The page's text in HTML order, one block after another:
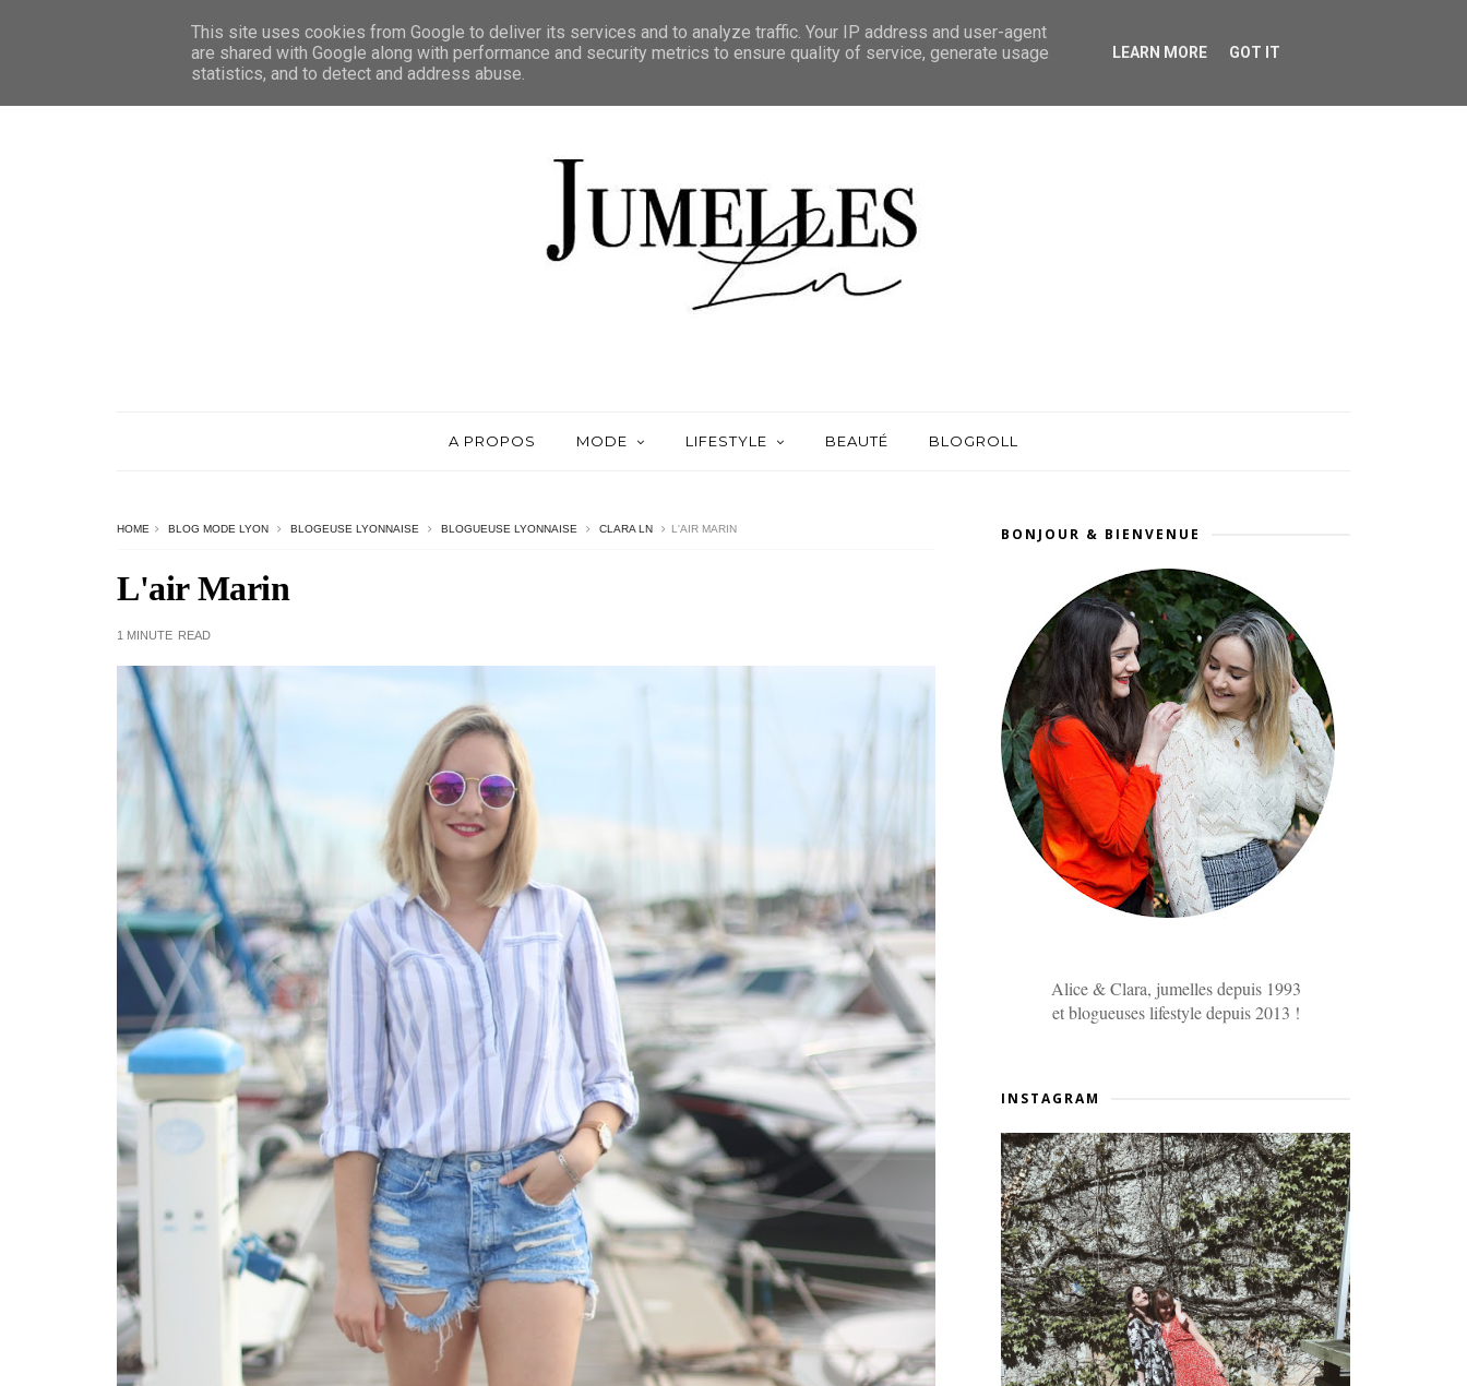
A PROPOS MODE LIFESTYLE BEAUTÉ BLOGROLL
HOME BLOG MODE LYON BLOGEUSE LYONNAISE BLOGUEUSE LYONNAISE CLARA LN L'AIR MARIN
L'air Marin
1 MINUTE READ
BONJOUR & BIENVENUE
Alice & Clara, jumelles depuis 1993
et blogueuses lifestyle depuis 2013 !
INSTAGRAM
This site uses cookies from Google to deliver its services and to analyze traffic. Your IP address and user-agent
are shared with Google along with performance and security metrics to ensure quality of service, generate usage
statistics, and to detect and address abuse.
LEARN MORE GOT IT